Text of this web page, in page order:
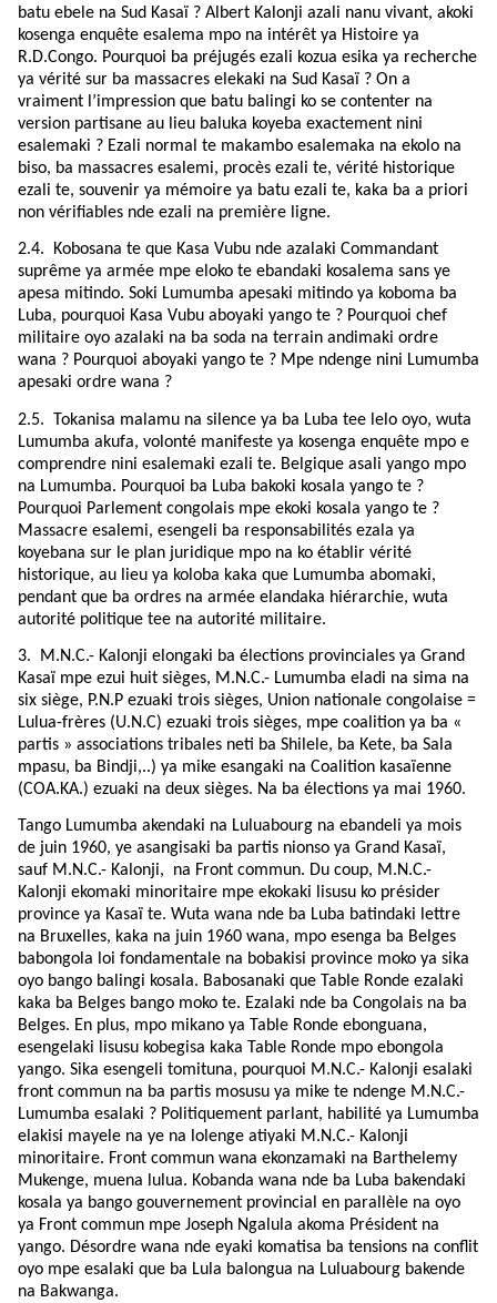
batu ebele na Sud Kasaï ? Albert Kalonji azali nanu vivant, akoki
kosenga enquête esalema mpo na intérêt ya Histoire ya
R.D.Congo. Pourquoi ba préjugés ezali kozua esika ya recherche
ya vérité sur ba massacres elekaki na Sud Kasaï ? On a
vraiment l’impression que batu balingi ko se contenter na
version partisane au lieu baluka koyeba exactement nini
esalemaki ? Ezali normal te makambo esalemaka na ekolo na
biso, ba massacres esalemi, procès ezali te, vérité historique
ezali te, souvenir ya mémoire ya batu ezali te, kaka ba a priori
non vérifiables nde ezali na première ligne.
2.4.
Kobosana te que Kasa Vubu nde azalaki Commandant
suprême ya armée mpe eloko te ebandaki kosalema sans ye
apesa mitindo. Soki Lumumba apesaki mitindo ya koboma ba
Luba, pourquoi Kasa Vubu aboyaki yango te ? Pourquoi chef
militaire oyo azalaki na ba soda na terrain andimaki ordre
wana ? Pourquoi aboyaki yango te ? Mpe ndenge nini Lumumba
apesaki ordre wana ?
2.5. Tokanisa malamu na silence ya ba Luba tee lelo oyo, wuta
Lumumba akufa, volonté manifeste ya kosenga enquête mpo e
comprendre nini esalemaki ezali te. Belgique asali yango mpo
na Lumumba. Pourquoi ba Luba bakoki kosala yango te ?
Pourquoi Parlement congolais mpe ekoki kosala yango te ?
Massacre esalemi, esengeli ba responsabilités ezala ya
koyebana sur le plan juridique mpo na ko établir vérité
historique, au lieu ya koloba kaka que Lumumba abomaki,
pendant que ba ordres na armée elandaka hiérarchie, wuta
autorité politique tee na autorité militaire.
3.
M.N.C.- Kalonji elongaki ba élections provinciales ya Grand
Kasaï mpe ezui huit sièges, M.N.C.- Lumumba eladi na sima na
six siège, P.N.P ezuaki trois sièges, Union nationale congolaise =
Lulua-frères (U.N.C) ezuaki trois sièges, mpe coalition ya ba «
partis » associations tribales neti ba Shilele, ba Kete, ba Sala
mpasu, ba Bindji,..) ya mike esangaki na Coalition kasaïenne
(COA.KA.) ezuaki na deux sièges. Na ba élections ya mai 1960.
Tango Lumumba akendaki na Luluabourg na ebandeli ya mois
de juin 1960, ye asangisaki ba partis nionso ya Grand Kasaï,
sauf M.N.C.- Kalonji, na Front commun. Du coup, M.N.C.-
Kalonji ekomaki minoritaire mpe ekokaki lisusu ko présider
province ya Kasaï te. Wuta wana nde ba Luba batindaki lettre
na Bruxelles, kaka na juin 1960 wana, mpo esenga ba Belges
babongola loi fondamentale na bobakisi province moko ya sika
oyo bango balingi kosala. Babosanaki que Table Ronde ezalaki
kaka ba Belges bango moko te. Ezalaki nde ba Congolais na ba
Belges. En plus, mpo mikano ya Table Ronde ebonguana,
esengelaki lisusu kobegisa kaka Table Ronde mpo ebongola
yango. Sika esengeli tomituna, pourquoi M.N.C.- Kalonji esalaki
front commun na ba partis mosusu ya mike te ndenge M.N.C.-
Lumumba esalaki ? Politiquement parlant, habilité ya Lumumba
elakisi mayele na ye na lolenge atiyaki M.N.C.- Kalonji
minoritaire. Front commun wana ekonzamaki na Barthelemy
Mukenge, muena lulua. Kobanda wana nde ba Luba bakendaki
kosala ya bango gouvernement provincial en parallèle na oyo
ya Front commun mpe Joseph Ngalula akoma Président na
yango. Désordre wana nde eyaki komatisa ba tensions na conflit
oyo mpe esalaki que ba Lula balongua na Luluabourg bakende
na Bakwanga.